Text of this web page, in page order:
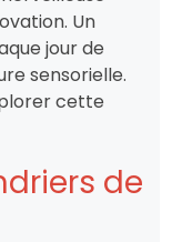
Un
jour de
sensorielle.
cette
de